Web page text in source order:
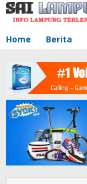
Lewati
Home Berita